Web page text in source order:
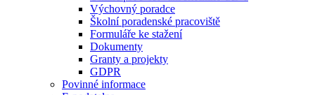
Výchovný poradce
Školní poradenské pracoviště
Formuláře ke stažení
Dokumenty
Granty a projekty
GDPR
Povinné informace